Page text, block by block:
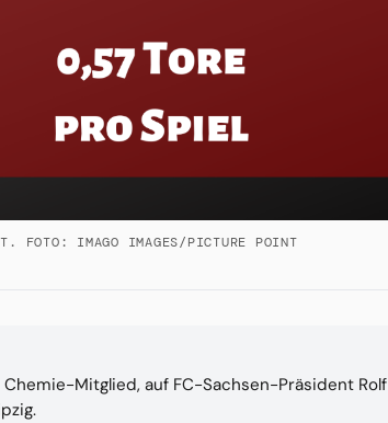
FOTO: IMAGO IMAGES/PICTURE POINT
Mitglied, auf FC-Sachsen-Präsident Rolf